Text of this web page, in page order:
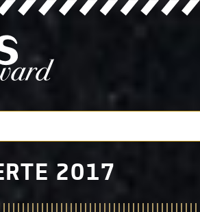
2017